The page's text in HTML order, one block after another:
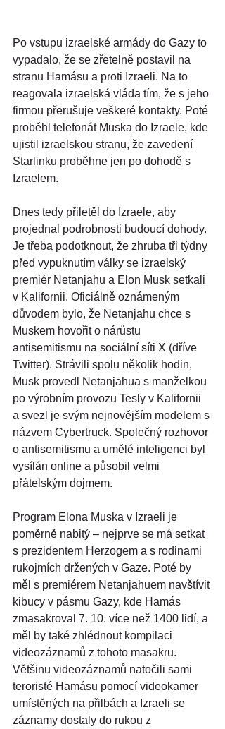
Po vstupu izraelské armády do Gazy to
vypadalo, že se zřetelně postavil na
stranu Hamásu a proti Izraeli. Na to
reagovala izraelská vláda tím, že s jeho
firmou přerušuje veškeré kontakty. Poté
proběhl telefonát Muska do Izraele, kde
ujistil izraelskou stranu, že zavedení
Starlinku proběhne jen po dohodě s
Izraelem.
Dnes tedy přiletěl do Izraele, aby
projednal podrobnosti budoucí dohody.
Je třeba podotknout, že zhruba tři týdny
před vypuknutím války se izraelský
premiér Netanjahu a Elon Musk setkali
v Kalifornii. Oficiálně oznámeným
důvodem bylo, že Netanjahu chce s
Muskem hovořit o nárůstu
antisemitismu na sociální síti X (dříve
Twitter). Strávili spolu několik hodin,
Musk provedl Netanjahua s manželkou
po výrobním provozu Tesly v Kalifornii
a svezl je svým nejnovějším modelem s
názvem Cybertruck. Společný rozhovor
o antisemitismu a umělé inteligenci byl
vysílán online a působil velmi
přátelským dojmem.
Program Elona Muska v Izraeli je
poměrně nabitý – nejprve se má setkat
s prezidentem Herzogem a s rodinami
rukojmích držených v Gaze. Poté by
měl s premiérem Netanjahuem navštívit
kibucy v pásmu Gazy, kde Hamás
zmasakroval 7. 10. více než 1400 lidí, a
měl by také zhlédnout kompilaci
videozáznamů z tohoto masakru.
Většinu videozáznamů natočili sami
teroristé Hamásu pomocí videokamer
umístěných na přilbách a Izraeli se
záznamy dostaly do rukou z